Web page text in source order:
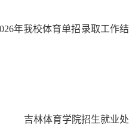
年我校体育单招录取工作结
吉林体育学院招生就业处